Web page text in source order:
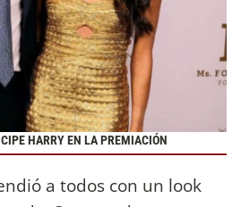
HARRY EN LA PREMIACIÓN
a todos con un look